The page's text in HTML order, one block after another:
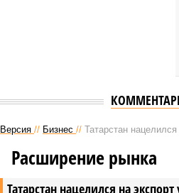
Версия // Бизнес // Татарстан
Татарстан нацелился на
Расширение рынка